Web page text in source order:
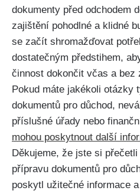
dokumenty před odchodem
zajištění pohodlné a klidné
se začít shromažďovat
dostatečným předstihem,
činnost dokončit včas a bez
Pokud máte jakékoli otázky
dokumentů pro důchod,
příslušné úřady nebo
mohou poskytnout další
Děkujeme, že jste si
přípravu dokumentů pro
poskytl užitečné informace